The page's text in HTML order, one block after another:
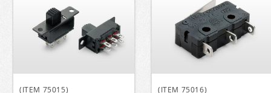
(ITEM 75015)
(ITEM 75016)